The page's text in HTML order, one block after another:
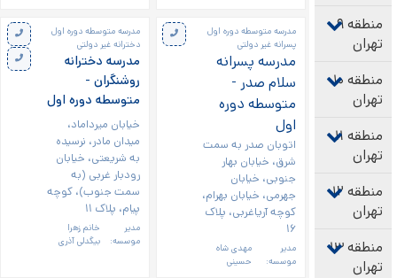
منطقه ۹
تهران
منطقه ۱۰
تهران
منطقه ۱۱
تهران
منطقه ۱۲
تهران
منطقه ۱۳
تهران
مدرسه متوسطه دوره اول
پسرانه غیر دولتی
مدرسه پسرانه
سلام صدر -
متوسطه دوره
اول
اتوبان صدر به سمت
شرق، خیابان بهار
جنوبی، خیابان
جهرمی، خیابان بهرام،
کوچه آریاغربی، پلاک
۱۶
مدیر
موسسه:
مهدی شاه
حسینی
مدرسه متوسطه دوره اول
دخترانه غیر دولتی
مدرسه دخترانه
روشنگران -
متوسطه دوره اول
خیابان میرداماد،
میدان مادر، نرسیده
به شریعتی، خیابان
رودبار غربی (به
سمت جنوب)، کوچه
پیام، پلاک ۱۱
مدیر
موسسه:
خانم زهرا
بیگدلی آذری